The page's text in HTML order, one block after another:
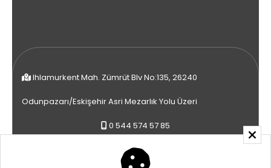
Ihlamurkent Mah. Zümrüt Blv No:135, 26240
Odunpazarı/Eskişehir Asri Mezarlık Yolu Üzeri
0 544 574 57 85
0 536 576 85 55